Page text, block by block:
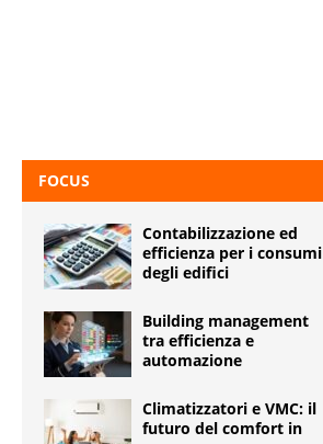
FOCUS
Contabilizzazione ed
efficienza per i consumi
degli edifici
Building management
tra efficienza e
automazione
Climatizzatori e VMC: il
futuro del comfort in